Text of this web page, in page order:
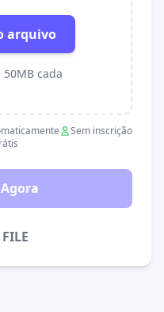
arquivo
cada
Sem inscrição
FILE